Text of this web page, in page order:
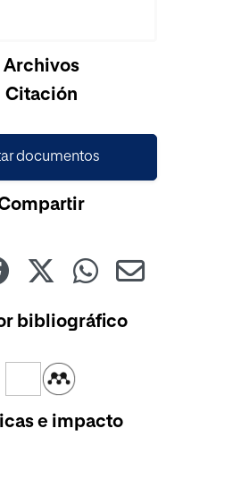
Archivos
Citación
documentos
bibliográfico
e impacto